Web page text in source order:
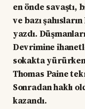
en önde savaştı,
ve bazı
yazdı.
Devrimine
sokakta
Thomas Paine
Sonradan haklı
kazandı.